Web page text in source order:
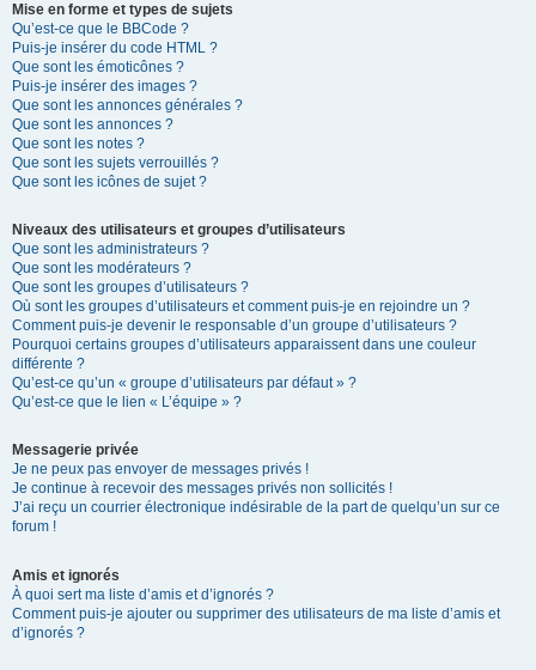
Mise en forme et types de sujets
Qu’est-ce que le BBCode ?
Puis-je insérer du code HTML ?
Que sont les émoticônes ?
Puis-je insérer des images ?
Que sont les annonces générales ?
Que sont les annonces ?
Que sont les notes ?
Que sont les sujets verrouillés ?
Que sont les icônes de sujet ?
Niveaux des utilisateurs et groupes d’utilisateurs
Que sont les administrateurs ?
Que sont les modérateurs ?
Que sont les groupes d’utilisateurs ?
Où sont les groupes d’utilisateurs et comment puis-je en rejoindre un ?
Comment puis-je devenir le responsable d’un groupe d’utilisateurs ?
Pourquoi certains groupes d’utilisateurs apparaissent dans une couleur
différente ?
Qu’est-ce qu’un « groupe d’utilisateurs par défaut » ?
Qu’est-ce que le lien « L’équipe » ?
Messagerie privée
Je ne peux pas envoyer de messages privés !
Je continue à recevoir des messages privés non sollicités !
J’ai reçu un courrier électronique indésirable de la part de quelqu’un sur ce
forum !
Amis et ignorés
À quoi sert ma liste d’amis et d’ignorés ?
Comment puis-je ajouter ou supprimer des utilisateurs de ma liste d’amis et
d’ignorés ?